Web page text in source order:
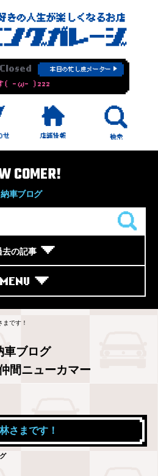
Closed 本日の忙し度メーター
す( -ω- )zzz
COMER!
納車ブログ
去の記事
MENU
まです！
車ブログ
間ニューカマー
さまです！